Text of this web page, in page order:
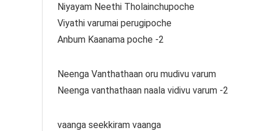
Niyayam Neethi Tholainchupoche
Viyathi varumai perugipoche
Anbum Kaanama poche -2
Neenga Vanthathaan oru mudivu varum
Neenga vanthathaan naala vidivu varum -2
vaanga seekkiram vaanga